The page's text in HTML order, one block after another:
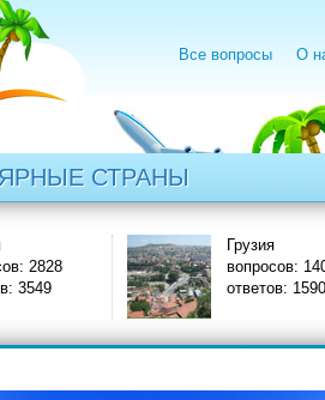
Все вопросы О
СТРАНЫ
Грузия
вопросов: 1402
ответов: 1590